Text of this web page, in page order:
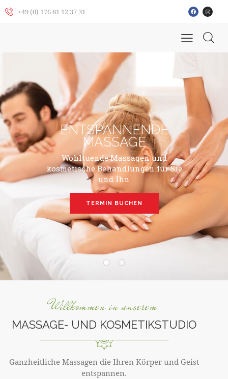
+49 (0) 176 81 12 37 31
ENTSPANNENDE
MASSAGE
Wohltuende Massagen und
kosmetische Behandlungen für Sie
und Ihn
TERMIN BUCHEN
Willkommen in unserem
MASSAGE- UND KOSMETIKSTUDIO
Ganzheitliche Massagen die Ihren Körper und Geist
entspannen.